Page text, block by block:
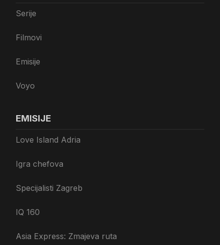
Serije
Filmovi
Emisije
Voyo
EMISIJE
Love Island Adria
Igra chefova
Specijalisti Zagreb
IQ 160
Asia Express: Zmajeva ruta